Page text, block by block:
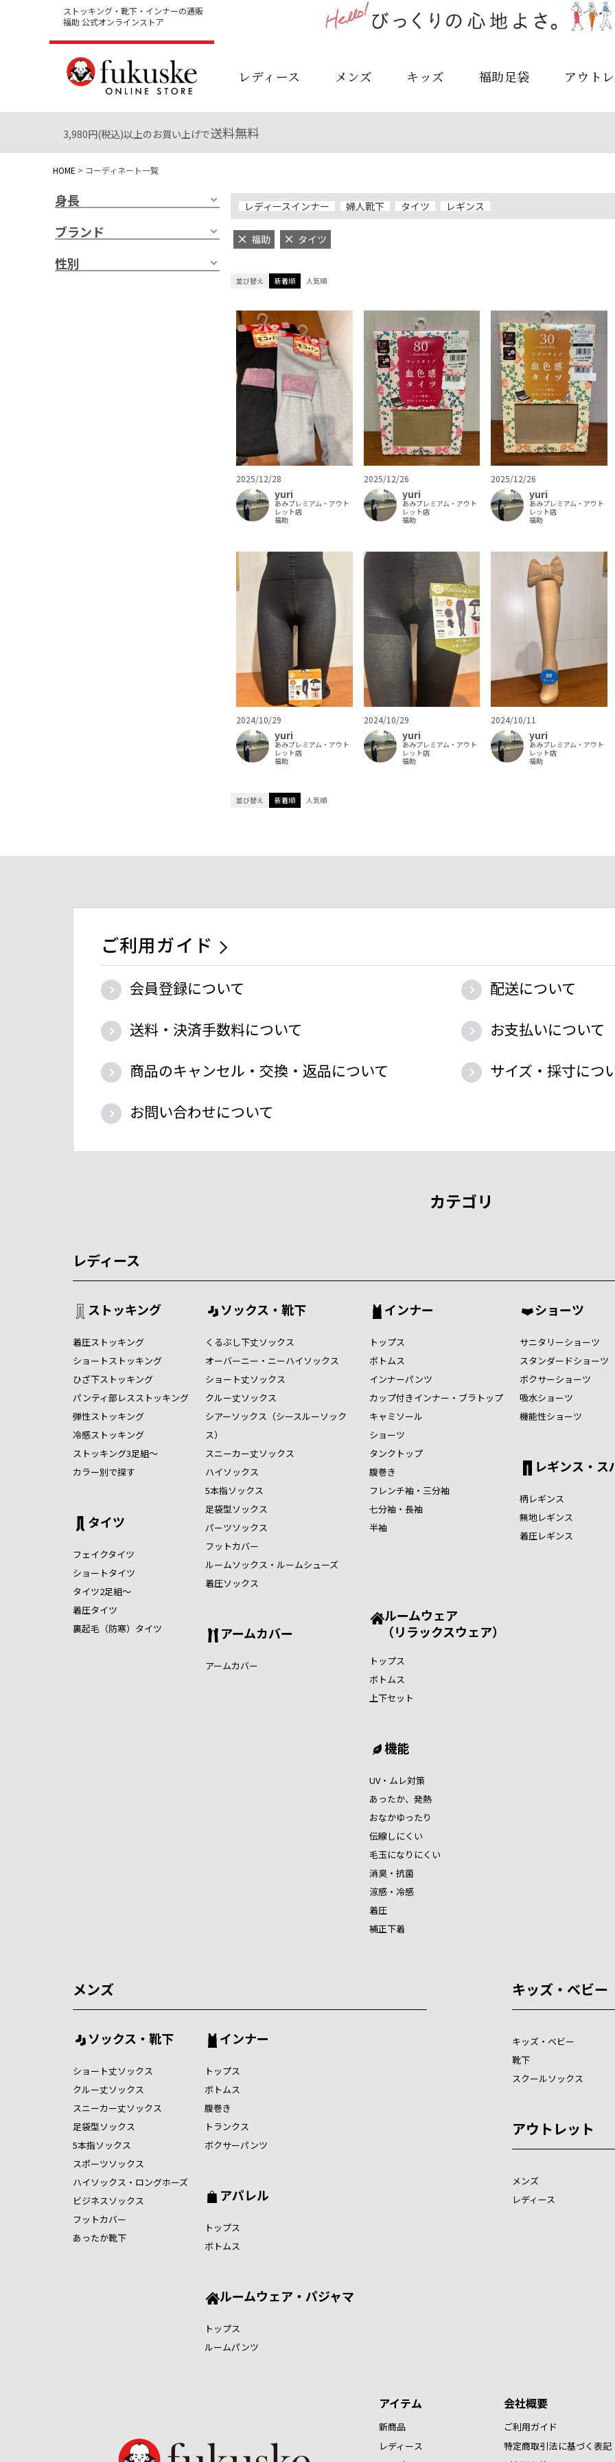
ストッキング・靴下・インナーの通販
福助 公式オンラインストア
レディース メンズ キッズ 福助足袋 アウト
3,980円(税込)以上のお買い上げで送料無料
HOME コーディネート一覧
身長
ブランド
性別
レディースインナー 婦人靴下 タイツ レギンス
福助 タイツ
並び替え 新着順 人気順
2025/12/28
yuri
あみプレミアム・アウト
レット店
福助
2025/12/26
yuri
あみプレミアム・アウト
レット店
福助
2025/12/26
yuri
あみプレミアム・アウト
レット店
福助
2024/10/29
yuri
あみプレミアム・アウト
レット店
福助
2024/10/29
yuri
あみプレミアム・アウト
レット店
福助
2024/10/11
yuri
あみプレミアム・アウト
レット店
福助
並び替え 新着順 人気順
ご利用ガイド
会員登録について
配送について
送料・決済手数料について
お支払いについて
商品のキャンセル・交換・返品について
サイズ・採寸につ
お問い合わせについて
カテゴリ
レディース
ストッキング
着圧ストッキング
ショートストッキング
ひざ下ストッキング
パンティ部レスストッキング
弾性ストッキング
冷感ストッキング
ストッキング3足組～
カラー別で探す
タイツ
フェイクタイツ
ショートタイツ
タイツ2足組～
着圧タイツ
裏起毛（防寒）タイツ
ソックス・靴下
くるぶし下丈ソックス
オーバーニー・ニーハイソックス
ショート丈ソックス
クルー丈ソックス
シアーソックス（シースルーソック
ス）
スニーカー丈ソックス
ハイソックス
5本指ソックス
足袋型ソックス
パーツソックス
フットカバー
ルームソックス・ルームシューズ
着圧ソックス
アームカバー
アームカバー
インナー
トップス
ボトムス
インナーパンツ
カップ付きインナー・ブラトップ
キャミソール
ショーツ
タンクトップ
腹巻き
フレンチ袖・三分袖
七分袖・長袖
半袖
ショーツ
サニタリーショーツ
スタンダードショーツ
ボクサーショーツ
吸水ショーツ
機能性ショーツ
レギンス・ス
柄レギンス
無地レギンス
着圧レギンス
ルームウェア
（リラックスウェア）
トップス
ボトムス
上下セット
機能
UV・ムレ対策
あったか、発熱
おなかゆったり
伝線しにくい
毛玉になりにくい
消臭・抗菌
涼感・冷感
着圧
補正下着
メンズ
ソックス・靴下
ショート丈ソックス
クルー丈ソックス
スニーカー丈ソックス
足袋型ソックス
5本指ソックス
スポーツソックス
ハイソックス・ロングホーズ
ビジネスソックス
フットカバー
あったか靴下
インナー
トップス
ボトムス
腹巻き
トランクス
ボクサーパンツ
アパレル
トップス
ボトムス
ルームウェア・パジャマ
トップス
ルームパンツ
キッズ・ベビー
キッズ・ベビー
靴下
スクールソックス
アウトレット
メンズ
レディース
アイテム
新商品
レディース
会社概要
ご利用ガイド
特定商取引法に基づく表記